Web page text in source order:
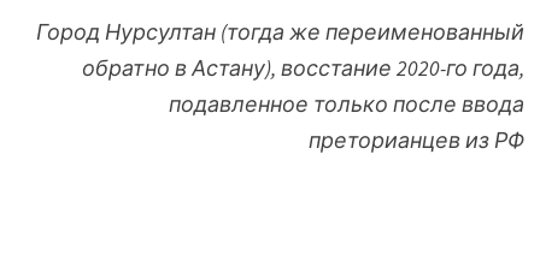
Город Нурсултан (тогда же переименованный
обратно в Астану), восстание 2020-го года,
подавленное только после ввода
преторианцев из РФ